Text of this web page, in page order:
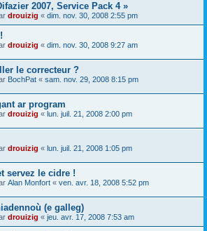
2007, Service Pack 4 »
drouizig « dim. nov. 30, 2008 2:55 pm
drouizig « dim. nov. 30, 2008 9:27 am
le correcteur ?
BochPat « sam. nov. 29, 2008 8:15 pm
ar program
drouizig « lun. juil. 21, 2008 2:00 pm
drouizig « lun. juil. 21, 2008 1:05 pm
servez le cidre !
Alan Monfort « ven. avr. 18, 2008 5:52 pm
(e galleg)
drouizig « jeu. avr. 17, 2008 7:53 am